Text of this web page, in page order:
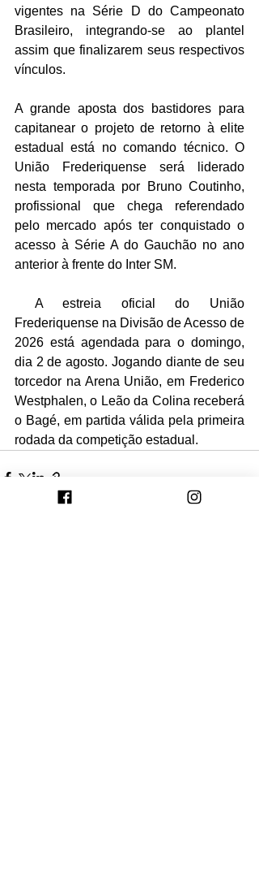
vigentes na Série D do Campeonato
Brasileiro, integrando-se ao plantel
assim que finalizarem seus respectivos
vínculos.
A grande aposta dos bastidores para
capitanear o projeto de retorno à elite
estadual está no comando técnico. O
União Frederiquense será liderado
nesta temporada por Bruno Coutinho,
profissional que chega referendado
pelo mercado após ter conquistado o
acesso à Série A do Gauchão no ano
anterior à frente do Inter SM.
Frederiquense na Divisão de Acesso de
2026 está agendada para o domingo,
dia 2 de agosto. Jogando diante de seu
torcedor na Arena União, em Frederico
Westphalen, o Leão da Colina receberá
o Bagé, em partida válida pela primeira
rodada da competição estadual.